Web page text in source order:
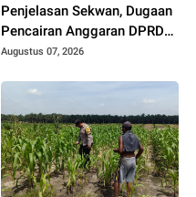
Penjelasan Sekwan, Dugaan
Pencairan Anggaran DPRD
Tanpa Prosedur Tuai
Augustus 07, 2026